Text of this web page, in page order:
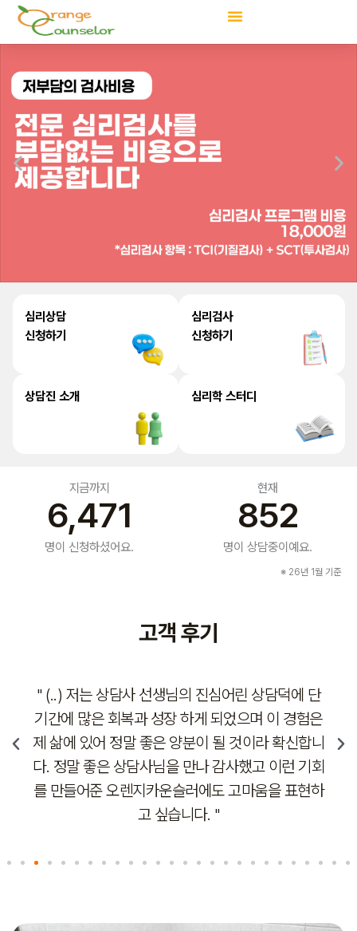
츠
심리상담
신청하기
심리검사
신청하기
상담진 소개 심리학 스터디
지금까지
명이 신청하셨어요.
6,471
현재
명이 상담중이예요.
852
※ 26년 1월 기준
고객 후기
담덕에 단
이 경험은
라 확신합니
고 이런 기회
움을 표현하
" 선생님 덕분에 큰 힘을 얻었습니다! 너
서 친구에게도 추천했고 친구도 다니기
요. 아무런 편견이나 판단없이 내 말을 경
공감해주는 사람에게 나의 아픔을 털어
은 정말 좋네요! "